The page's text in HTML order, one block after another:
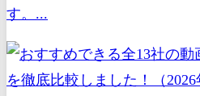
す。...